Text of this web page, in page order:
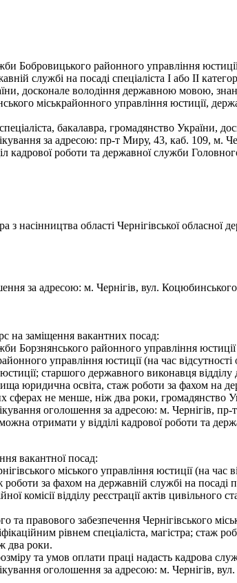
Бобровицького районного управління
службі на посаді спеціаліста І або II
досконале володіння державною мовою,
міськрайонного управління юстиції,
бакалавра, громадянство України,
за адресою: пр-т Миру, 43, каб. 109, м.
кадрової роботи та державної служби
області Чернігівської обласної
за адресою: м. Чернігів, вул.
на заміщення вакантних посад:
Борзнянського районного управління
управління юстиції (на час
старшого державного виконавця
юридична освіта, стаж роботи за фахом на
сферах не менше, ніж два роки,
оголошення за адресою: м. Чернігів,
отримати у відділі кадрової роботи та
вакантної посад:
міського управління юстиції (на
роботи за фахом на державній службі на
відділу реєстрації актів цивільного
та правового забезпечення Чернігівського
рівнем спеціаліста, магістра; стаж
два роки.
та умов оплати праці надасть кадрова
оголошення за адресою: м. Чернігів,